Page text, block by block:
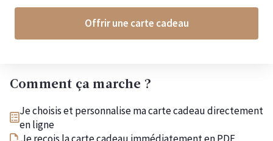
Offrir une carte cadeau
Comment ça marche ?
Je choisis et personnalise ma carte cadeau directement
en ligne